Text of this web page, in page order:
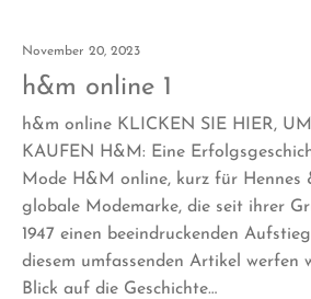
November 20, 2023
h&m online 1
h&m online KLICKEN SIE HIER,
KAUFEN H&M: Eine
Mode H&M online, kurz für Hennes
globale Modemarke, die seit ihrer
1947 einen beeindruckenden
diesem umfassenden Artikel werfen
Blick auf die Geschichte…